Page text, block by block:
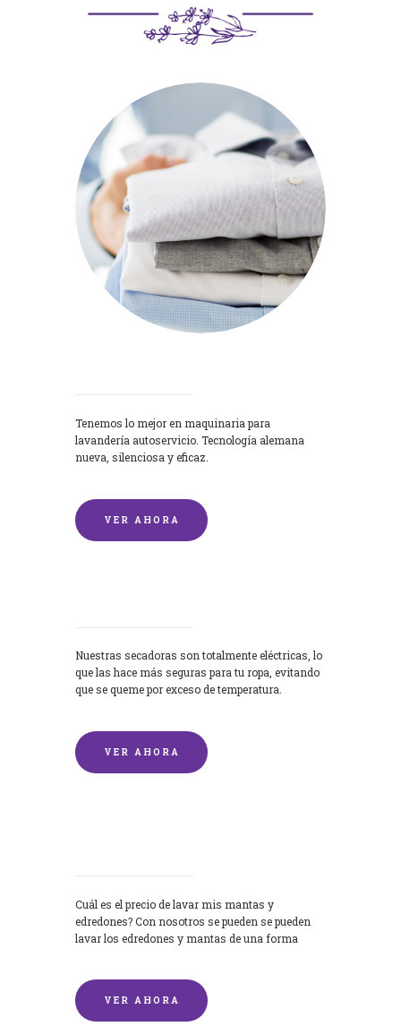
Tenemos lo mejor en maquinaria para
lavandería autoservicio. Tecnología alemana
nueva, silenciosa y eficaz.
VER AHORA
Nuestras secadoras son totalmente eléctricas, lo
que las hace más seguras para tu ropa, evitando
que se queme por exceso de temperatura.
VER AHORA
Cuál es el precio de lavar mis mantas y
edredones? Con nosotros se pueden se pueden
lavar los edredones y mantas de una forma
VER AHORA